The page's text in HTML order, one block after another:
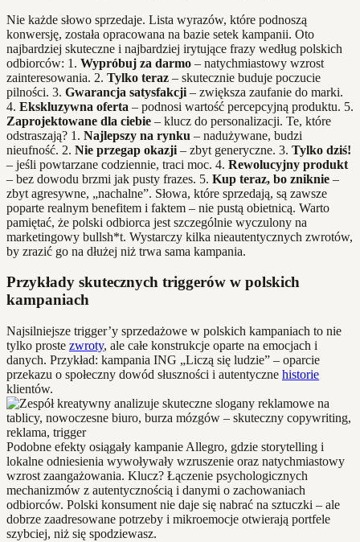
Nie każde słowo sprzedaje. Lista wyrazów, które podnoszą
konwersję, została opracowana na bazie setek kampanii. Oto
najbardziej skuteczne i najbardziej irytujące frazy według polskich
odbiorców: 1. Wypróbuj za darmo – natychmiastowy wzrost
zainteresowania. 2. Tylko teraz – skutecznie buduje poczucie
pilności. 3. Gwarancja satysfakcji – zwiększa zaufanie do marki.
4. Ekskluzywna oferta – podnosi wartość percepcyjną produktu. 5.
Zaprojektowane dla ciebie – klucz do personalizacji. Te, które
odstraszają? 1. Najlepszy na rynku – nadużywane, budzi
nieufność. 2. Nie przegap okazji – zbyt generyczne. 3. Tylko dziś!
– jeśli powtarzane codziennie, traci moc. 4. Rewolucyjny produkt
– bez dowodu brzmi jak pusty frazes. 5. Kup teraz, bo zniknie –
zbyt agresywne, „nachalne”. Słowa, które sprzedają, są zawsze
poparte realnym benefitem i faktem – nie pustą obietnicą. Warto
pamiętać, że polski odbiorca jest szczególnie wyczulony na
marketingowy bullsh*t. Wystarczy kilka nieautentycznych zwrotów,
by zrazić go na dłużej niż trwa sama kampania.
Przykłady skutecznych triggerów w polskich
kampaniach
Najsilniejsze trigger’y sprzedażowe w polskich kampaniach to nie
tylko proste zwroty, ale całe konstrukcje oparte na emocjach i
danych. Przykład: kampania ING „Liczą się ludzie” – oparcie
przekazu o społeczny dowód słuszności i autentyczne historie
klientów.
Podobne efekty osiągały kampanie Allegro, gdzie storytelling i
lokalne odniesienia wywoływały wzruszenie oraz natychmiastowy
wzrost zaangażowania. Klucz? Łączenie psychologicznych
mechanizmów z autentycznością i danymi o zachowaniach
odbiorców. Polski konsument nie daje się nabrać na sztuczki – ale
dobrze zaadresowane potrzeby i mikroemocje otwierają portfele
szybciej, niż się spodziewasz.